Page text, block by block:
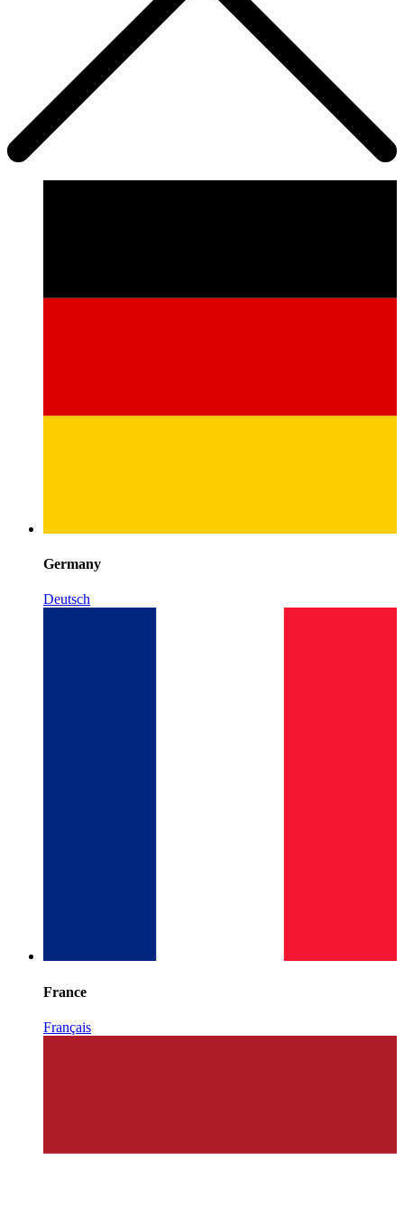
Germany
Deutsch
France
Français